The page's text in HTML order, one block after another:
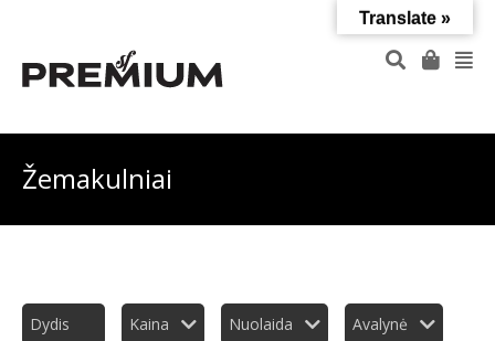
Žemakulniai
Dydis Kaina Nuolaida Avalynė
Translate »